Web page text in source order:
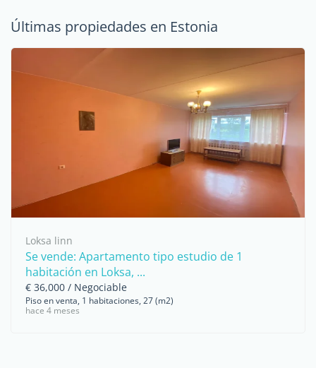
Últimas propiedades en Estonia
Loksa linn
Se vende: Apartamento tipo estudio de 1
habitación en Loksa, ...
€ 36,000 / Negociable
Piso en venta, 1 habitaciones, 27 (m2)
hace 4 meses